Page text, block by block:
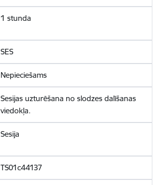
1 stunda
SES
Nepieciešams
Sesijas uzturēšana no slodzes dalīšanas
viedokļa.
Sesija
TS01c44137